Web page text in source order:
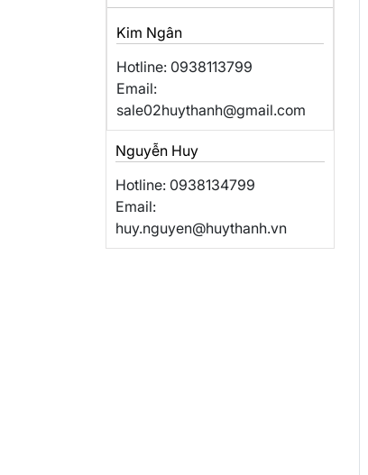
Kim Ngân
Hotline: 0938113799
Email:
sale02huythanh@gmail.com
Nguyễn Huy
Hotline: 0938134799
Email:
huy.nguyen@huythanh.vn